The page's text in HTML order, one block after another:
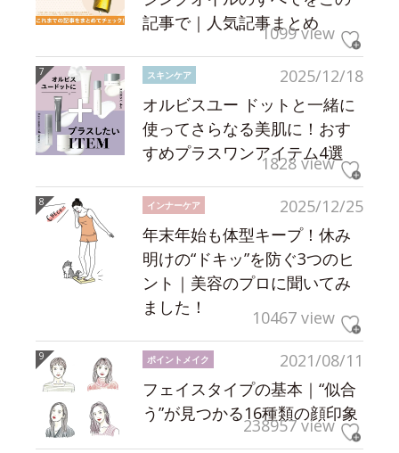
記事で｜人気記事まとめ
1099 view
2025/12/18
スキンケア
オルビスユー ドットと一緒に
使ってさらなる美肌に！おす
すめプラスワンアイテム4選
1828 view
2025/12/25
インナーケア
年末年始も体型キープ！休み
明けの“ドキッ”を防ぐ3つのヒ
ント｜美容のプロに聞いてみ
ました！
10467 view
2021/08/11
ポイントメイク
フェイスタイプの基本｜“似合
う”が見つかる16種類の顔印象
238957 view